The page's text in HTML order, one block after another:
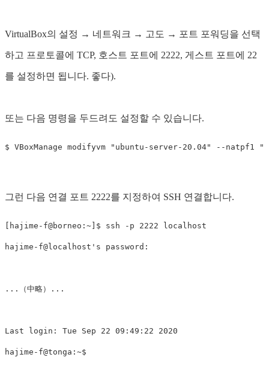
VirtualBox의 설정 → 네트워크 → 고도 → 포트 포워딩을 선택
하고 프로토콜에 TCP, 호스트 포트에 2222, 게스트 포트에 22
를 설정하면 됩니다. 좋다).
또는 다음 명령을 두드려도 설정할 수 있습니다.
그런 다음 연결 포트 2222를 지정하여 SSH 연결합니다.
[hajime-f@borneo:~]$ ssh -p 2222 localhost
hajime-f@localhost's password:
...（中略）...
Last login: Tue Sep 22 09:49:22 2020